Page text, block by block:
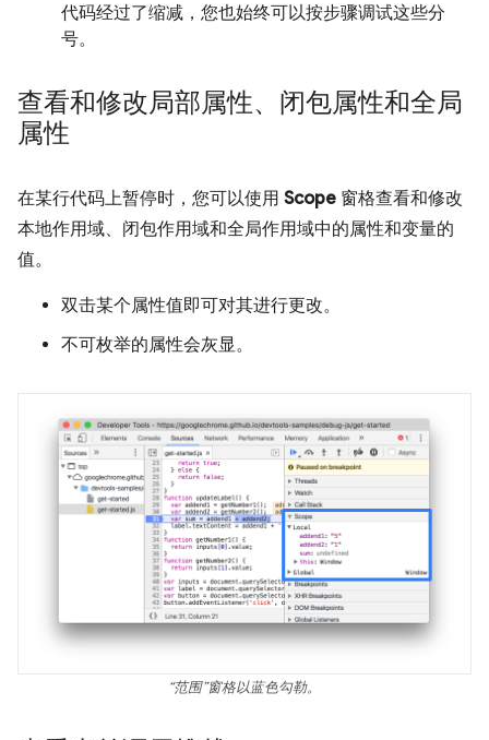
代码经过了缩减，您也始终可以按步骤调试这些分
号。
查看和修改局部属性、闭包属性和全局
属性
在某行代码上暂停时，您可以使用 Scope 窗格查看和修改
本地作用域、闭包作用域和全局作用域中的属性和变量的
值。
双击某个属性值即可对其进行更改。
不可枚举的属性会灰显。
“范围”窗格以蓝色勾勒。